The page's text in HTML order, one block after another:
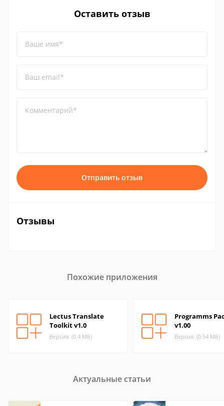
Оставить отзыв
Ваше имя*
Ваш email*
Комментарий*
Отправить отзыв
Отзывы
Похожие приложения
Lectus Translate
Toolkit v1.0
Версия: (0.4 МБ)
Programms
v1.00
Версия: (0.54 МБ)
Актуальные статьи